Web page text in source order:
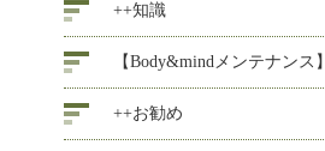
++知識
【Body&mindメンテナンス】
++お勧め